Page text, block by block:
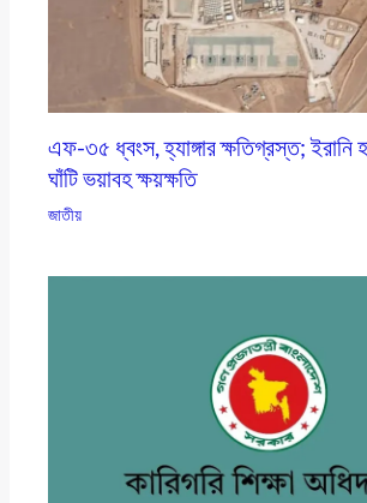
এফ-৩৫ ধ্বংস, হ্যাঙ্গার ক্ষতিগ্রস্ত; ইরানি
ঘাঁটি ভয়াবহ ক্ষয়ক্ষতি
জাতীয়